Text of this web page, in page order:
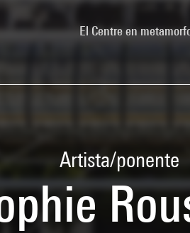
El Centre en
Artista/ponente